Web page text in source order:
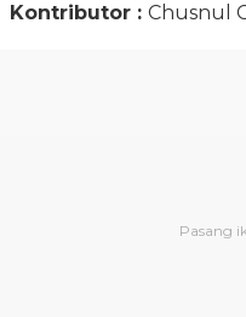
Kontributor : Chusnul